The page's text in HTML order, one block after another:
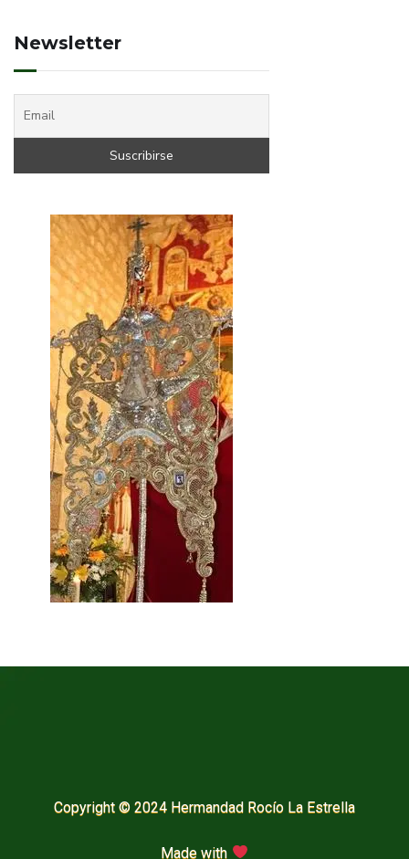
Newsletter
Copyright © 2024 Hermandad Rocío La Estrella
Made with